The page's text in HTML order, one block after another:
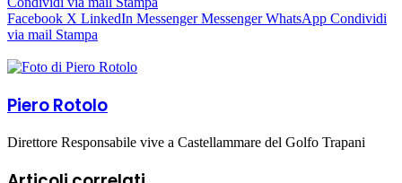
Facebook X LinkedIn Messenger Messenger WhatsApp Condividi
via mail Stampa
Piero Rotolo
Direttore Responsabile vive a Castellammare del Golfo Trapani